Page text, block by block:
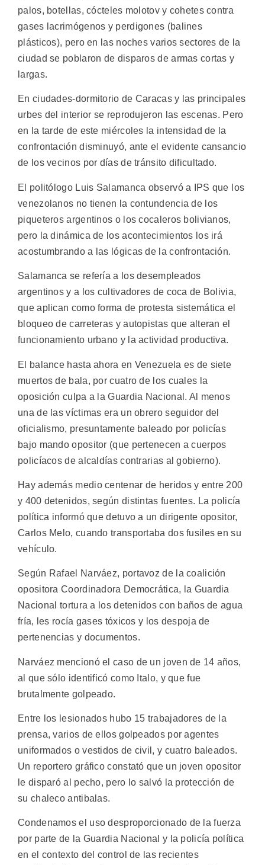
palos, botellas, cócteles molotov y cohetes contra
gases lacrimógenos y perdigones (balines
plásticos), pero en las noches varios sectores de la
ciudad se poblaron de disparos de armas cortas y
largas.
En ciudades-dormitorio de Caracas y las principales
urbes del interior se reprodujeron las escenas. Pero
en la tarde de este miércoles la intensidad de la
confrontación disminuyó, ante el evidente cansancio
de los vecinos por días de tránsito dificultado.
El politólogo Luis Salamanca observó a IPS que los
venezolanos no tienen la contundencia de los
piqueteros argentinos o los cocaleros bolivianos,
pero la dinámica de los acontecimientos los irá
acostumbrando a las lógicas de la confrontación.
Salamanca se refería a los desempleados
argentinos y a los cultivadores de coca de Bolivia,
que aplican como forma de protesta sistemática el
bloqueo de carreteras y autopistas que alteran el
funcionamiento urbano y la actividad productiva.
El balance hasta ahora en Venezuela es de siete
muertos de bala, por cuatro de los cuales la
oposición culpa a la Guardia Nacional. Al menos
una de las víctimas era un obrero seguidor del
oficialismo, presuntamente baleado por policías
bajo mando opositor (que pertenecen a cuerpos
policíacos de alcaldías contrarias al gobierno).
Hay además medio centenar de heridos y entre 200
y 400 detenidos, según distintas fuentes. La policía
política informó que detuvo a un dirigente opositor,
Carlos Melo, cuando transportaba dos fusiles en su
vehículo.
Según Rafael Narváez, portavoz de la coalición
opositora Coordinadora Democrática, la Guardia
Nacional tortura a los detenidos con baños de agua
fría, les rocía gases tóxicos y los despoja de
pertenencias y documentos.
Narváez mencionó el caso de un joven de 14 años,
al que sólo identificó como Italo, y que fue
brutalmente golpeado.
Entre los lesionados hubo 15 trabajadores de la
prensa, varios de ellos golpeados por agentes
uniformados o vestidos de civil, y cuatro baleados.
Un reportero gráfico constató que un joven opositor
le disparó al pecho, pero lo salvó la protección de
su chaleco antibalas.
Condenamos el uso desproporcionado de la fuerza
por parte de la Guardia Nacional y la policía política
en el contexto del control de las recientes